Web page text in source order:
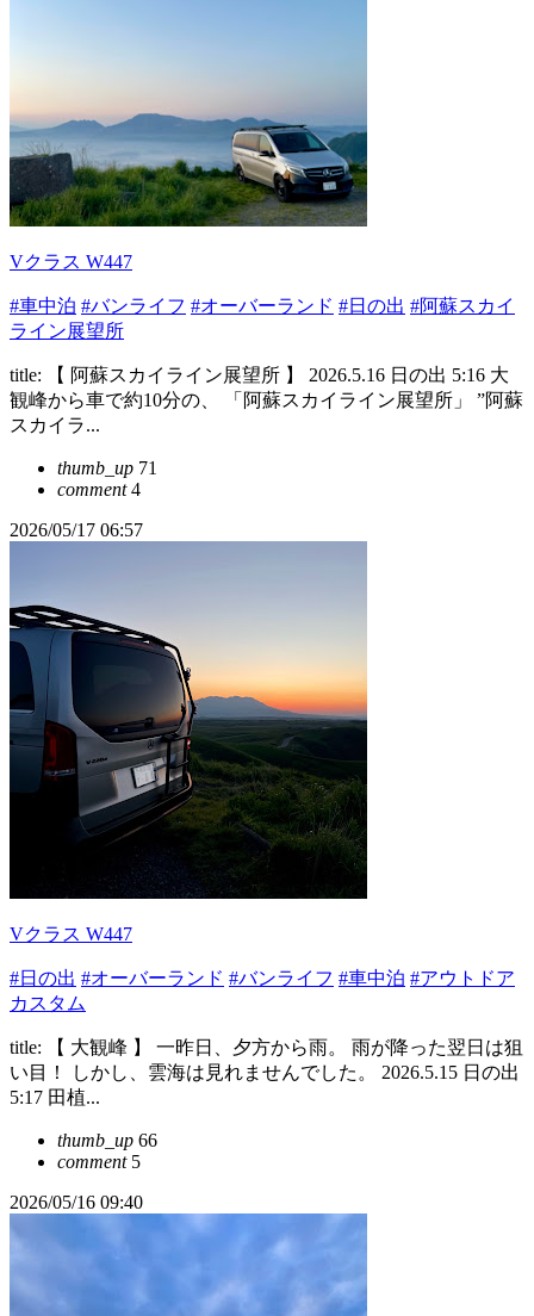
Vクラス W447
#車中泊 #バンライフ #オーバーランド #日の出 #阿蘇スカイ
ライン展望所
title: 【 阿蘇スカイライン展望所 】 2026.5.16 日の出 5:16 大
観峰から車で約10分の、 「阿蘇スカイライン展望所」 ”阿蘇
スカイラ...
thumb_up 71
comment4
2026/05/17 06:57
Vクラス W447
#日の出 #オーバーランド #バンライフ #車中泊 #アウトドア
カスタム
title: 【 大観峰 】 一昨日、夕方から雨。 雨が降った翌日は狙
い目！ しかし、雲海は見れませんでした。 2026.5.15 日の出
5:17 田植...
thumb_up 66
comment5
2026/05/16 09:40